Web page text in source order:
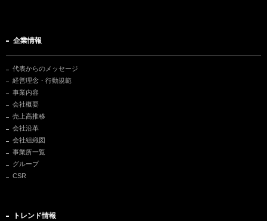
企業情報
代表からのメッセージ
経営理念・行動規範
事業内容
会社概要
売上高推移
会社沿革
会社組織図
事業所一覧
グループ
CSR
トレンド情報